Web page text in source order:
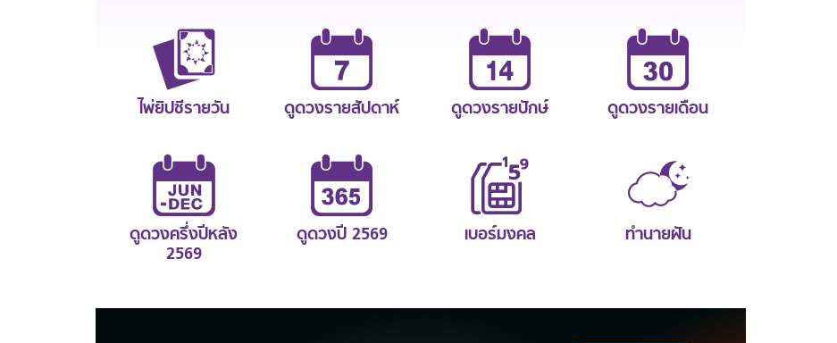
ไพ่ยิปซีรายวัน ดูดวงรายสัปดาห์ ดูดวงรายปักษ์ ดูดวงรายเดือน
ดูดวงครึ่งปีหลัง
2569
ดูดวงปี 2569 เบอร์มงคล ทำนายฝัน